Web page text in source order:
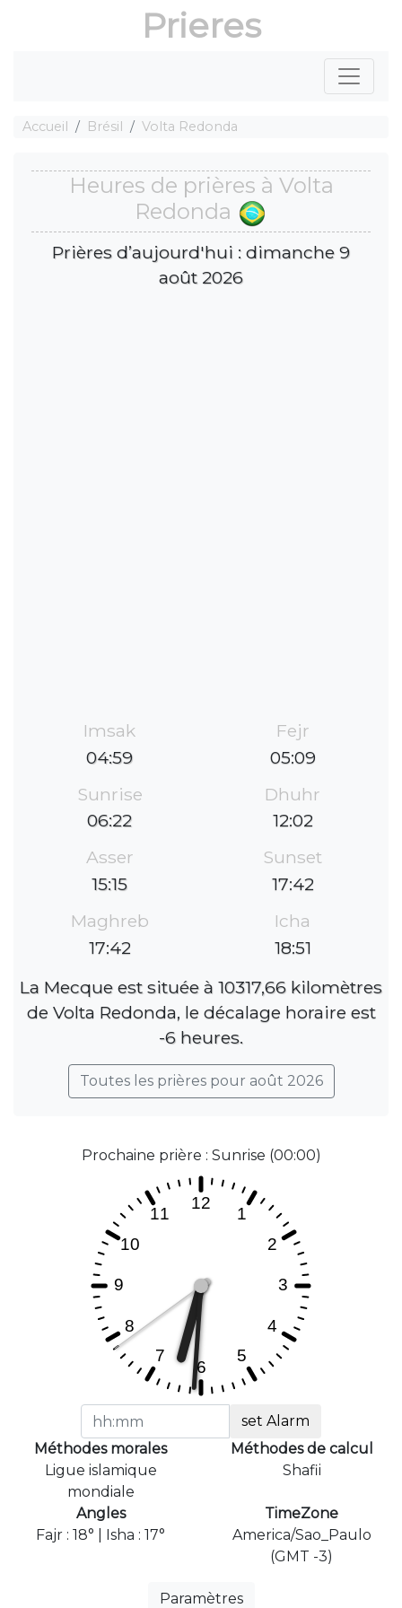
Prieres
Accueil Brésil Volta Redonda
Heures de prières à Volta
Redonda
Prières d’aujourd'hui : dimanche 9
août 2026
Imsak
04:59
Fejr
05:09
Sunrise
06:22
Dhuhr
12:02
Asser
15:15
Sunset
17:42
Maghreb
17:42
Icha
18:51
La Mecque est située à 10317,66 kilomètres
de Volta Redonda, le décalage horaire est
-6 heures.
Toutes les prières pour août 2026
Prochaine prière : Sunrise (00:00)
set Alarm
Méthodes morales
Ligue islamique
mondiale
Méthodes de calcul
Shafii
Angles
Fajr : 18° | Isha : 17°
TimeZone
America/Sao_Paulo
(GMT -3)
Paramètres